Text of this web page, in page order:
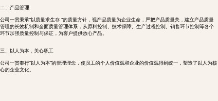
二、产品管理
公司一贯秉承“以质量求生存 ”的质量方针，视产品质量为企业生命，严把产品质量关，建立产品质量
管理的长效机制和全面质量管理体系，从原料控制、技术保障、生产过程控制、销售环节控制等各个
环节加强质量控制与保证，为客户提供放心产品。
三、以人为本，关心职工
公司一贯奉行“以人为本”的管理理念，使员工的个人价值观和企业的价值观得到统一，塑造了以人为核
心的企业文化。